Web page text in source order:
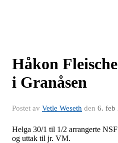
Håkon
i Granåsen
Postet av Vetle Weseth den 6. feb
Helga 30/1 til 1/2 arrangerte
og uttak til jr. VM.